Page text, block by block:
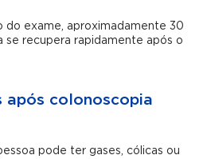
do exame, aproximadamente 30
se recupera rapidamente após o
após colonoscopia
pode ter gases, cólicas ou